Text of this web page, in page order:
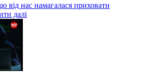
від нас намагалася приховати
далі